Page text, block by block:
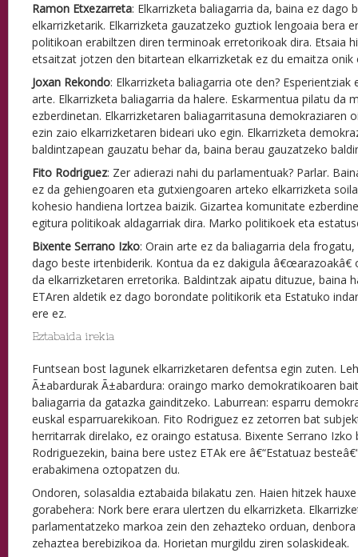
Ramon Etxezarreta: Elkarrizketa baliagarria da, baina ez dago
elkarrizketarik. Elkarrizketa gauzatzeko guztiok lengoaia bera
politikoan erabiltzen diren terminoak erretorikoak dira. Etsaia
etsaitzat jotzen den bitartean elkarrizketak ez du emaitza onik
Joxan Rekondo: Elkarrizketa baliagarria ote den?
arte. Elkarrizketa baliagarria da halere. Eskarmentua pilatu da
ezberdinetan. Elkarrizketaren baliagarritasuna demokraziaren
ezin zaio elkarrizketaren bideari uko egin. Elkarrizketa
baldintzapean gauzatu behar da, baina berau gauzatzeko
Fito Rodriguez: Zer adierazi nahi du parlamentuak? Parlar.
ez da gehiengoaren eta gutxiengoaren arteko elkarrizketa
kohesio handiena lortzea baizik. Gizartea komunitate
egitura politikoak aldagarriak dira. Marko politikoek eta
Bixente Serrano Izko: Orain arte ez da baliagarria dela
dago beste irtenbiderik. Kontua da ez dakigula
da elkarrizketaren erretorika. Baldintzak aipatu dituzue, baina
ETAren aldetik ez dago borondate politikorik eta Estatuko
ere ez.
Eztabaida irekia
Funtsean bost lagunek elkarrizketaren defentsa egin zuten.
Ã±abardurak Ã±abardura: oraingo marko demokratikoaren
baliagarria da gatazka gainditzeko. Laburrean: esparru
euskal esparruarekikoan. Fito Rodriguez ez zetorren bat
herritarrak direlako, ez oraingo estatusa. Bixente Serrano Izko
Rodriguezekin, baina bere ustez ETAk ere â€“Estatuaz
erabakimena oztopatzen du.
Ondoren, solasaldia eztabaida bilakatu zen. Haien hitzek
gorabehera: Nork bere erara ulertzen du elkarrizketa.
parlamentatzeko markoa zein den zehazteko orduan,
zehaztea berebizikoa da. Horietan murgildu ziren solaskideak.